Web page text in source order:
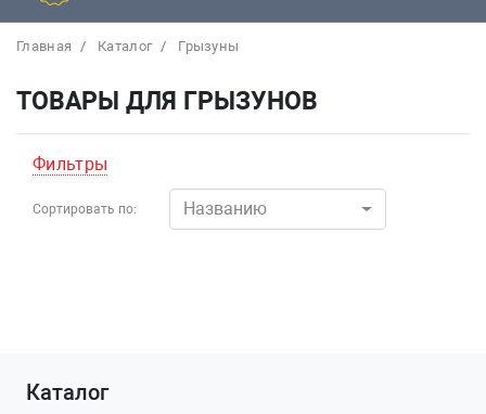
Главная Каталог Грызуны
ТОВАРЫ ДЛЯ ГРЫЗУНОВ
Фильтры
Сортировать по: Названию
Каталог